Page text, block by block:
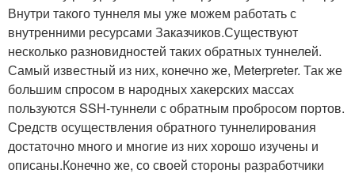
Внутри такого туннеля мы уже можем работать с
внутренними ресурсами Заказчиков.Существуют
несколько разновидностей таких обратных туннелей.
Самый известный из них, конечно же, Meterpreter. Так же
большим спросом в народных хакерских массах
пользуются SSH-туннели с обратным пробросом портов.
Средств осуществления обратного туннелирования
достаточно много и многие из них хорошо изучены и
описаны.Конечно же, со своей стороны разработчики